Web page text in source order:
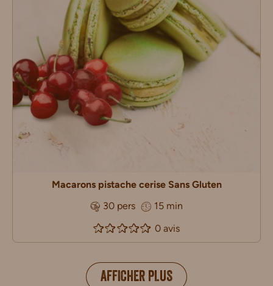
Macarons pistache cerise Sans Gluten
30 pers
15 min
0 avis
AFFICHER PLUS